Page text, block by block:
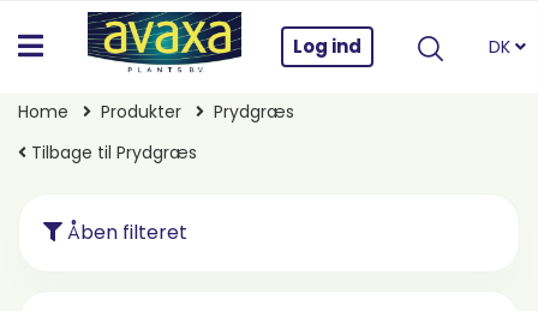
Log ind DK
Home Produkter
Prydgræs
Tilbage til Prydgræs
Åben filteret